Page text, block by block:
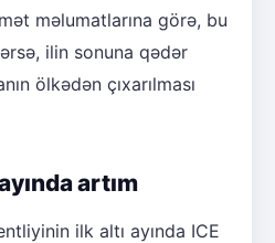
məlumatlarına görə, bu
ilin sonuna qədər
ölkədən çıxarılması
artım
ilk altı ayında ICE